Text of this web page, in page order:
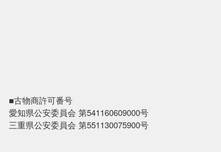
■古物商許可番号
愛知県公安委員会 第541160609000号
三重県公安委員会 第551130075900号